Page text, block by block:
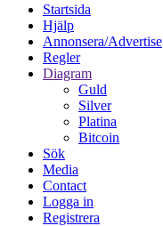
Startsida
Hjälp
Annonsera/Advertise
Regler
Diagram
Guld
Silver
Platina
Bitcoin
Sök
Media
Contact
Logga in
Registrera